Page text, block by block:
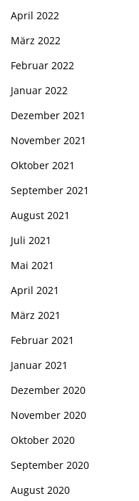
April 2022
März 2022
Februar 2022
Januar 2022
Dezember 2021
November 2021
Oktober 2021
September 2021
August 2021
Juli 2021
Mai 2021
April 2021
März 2021
Februar 2021
Januar 2021
Dezember 2020
November 2020
Oktober 2020
September 2020
August 2020